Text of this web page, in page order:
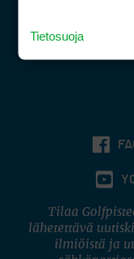
Tilaa
lähetettävä
ilmiöistä ja
Tietosuoja